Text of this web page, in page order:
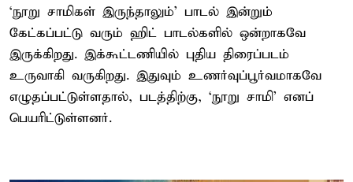
‘நூறு சாமிகள் இருந்தாலும்’ பாடல் இன்றும்
கேட்கப்பட்டு வரும் ஹிட் பாடல்களில் ஒன்றாகவே
இருக்கிறது. இக்கூட்டணியில் புதிய திரைப்படம்
உருவாகி வருகிறது. இதுவும் உணர்வுப்பூர்வமாகவே
எழுதப்பட்டுள்ளதால், படத்திற்கு, ‘நூறு சாமி’ எனப்
பெயரிட்டுள்ளனர்.